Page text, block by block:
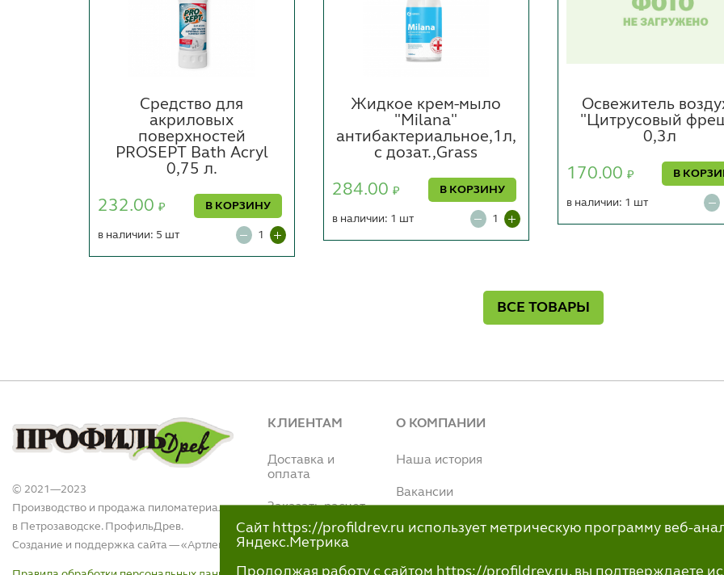
Средство для
акриловых
поверхностей
PROSEPT Bath Acryl
0,75 л.
232.00 ₽ В КОРЗИНУ
в наличии: 5 шт
Жидкое крем-мыло
"Milana"
антибактериальное,1л,
с дозат.,Grass
284.00 ₽ В КОРЗИНУ
в наличии: 1 шт
Освежитель
"Цитрусовый
0,3л
170.00 ₽ В
в наличии: 1 шт
ВСЕ ТОВАРЫ
© 2021—2023
Производство и продажа пиломатериалов
в Петрозаводске. ПрофильДрев.
Создание и поддержка сайта — «Артлекс
КЛИЕНТАМ
Доставка и
оплата
Заказать расчет
Интернет магазин
(Вытегорское ш.,
О КОМПАНИИ
Наша история
Вакансии
Наше производство
Сайт https://profildrev.ru использует метрическую программу веб-
Яндекс.Метрика
Продолжая работу с сайтом https://profildrev.ru, вы подтверждаете